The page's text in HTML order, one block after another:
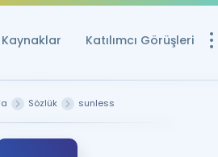
Katılımcı Görüşleri
Sözlük sunless